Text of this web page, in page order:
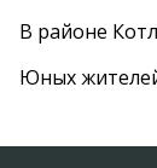
В районе
Юных